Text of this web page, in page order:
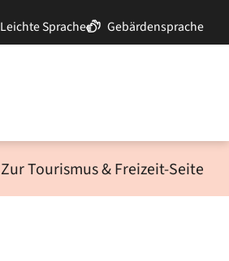
Leichte Sprache Gebärdensprache
Zur Tourismus & Freizeit-Seite